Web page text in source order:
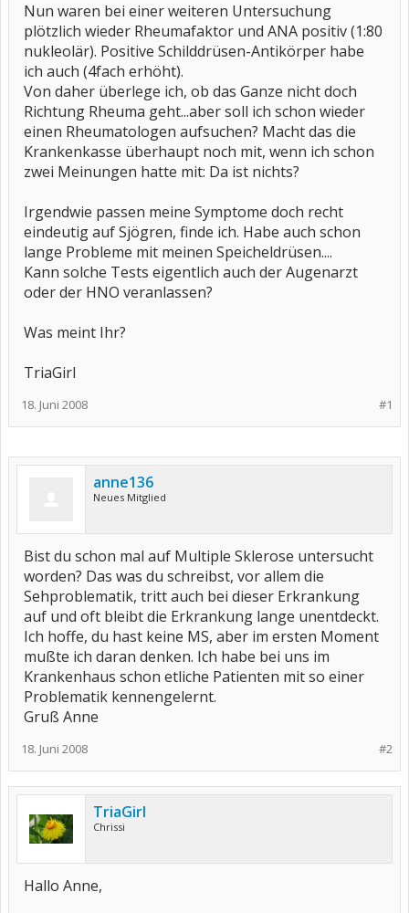
Nun waren bei einer weiteren Untersuchung
plötzlich wieder Rheumafaktor und ANA positiv (1:80
nukleolär). Positive Schilddrüsen-Antikörper habe
ich auch (4fach erhöht).
Von daher überlege ich, ob das Ganze nicht doch
Richtung Rheuma geht...aber soll ich schon wieder
einen Rheumatologen aufsuchen? Macht das die
Krankenkasse überhaupt noch mit, wenn ich schon
zwei Meinungen hatte mit: Da ist nichts?
Irgendwie passen meine Symptome doch recht
eindeutig auf Sjögren, finde ich. Habe auch schon
lange Probleme mit meinen Speicheldrüsen....
Kann solche Tests eigentlich auch der Augenarzt
oder der HNO veranlassen?
Was meint Ihr?
TriaGirl
#1
18. Juni 2008
anne136
Neues Mitglied
Bist du schon mal auf Multiple Sklerose untersucht
worden? Das was du schreibst, vor allem die
Sehproblematik, tritt auch bei dieser Erkrankung
auf und oft bleibt die Erkrankung lange unentdeckt.
Ich hoffe, du hast keine MS, aber im ersten Moment
mußte ich daran denken. Ich habe bei uns im
Krankenhaus schon etliche Patienten mit so einer
Problematik kennengelernt.
Gruß Anne
#2
18. Juni 2008
TriaGirl
Chrissi
Hallo Anne,